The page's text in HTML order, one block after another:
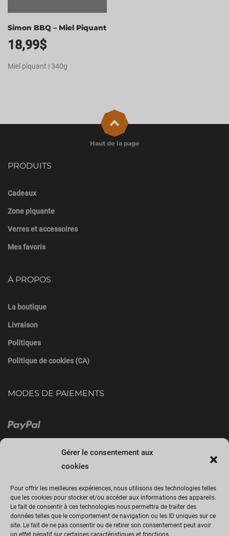
Gérer le consentement aux
cookies
Pour offrir les meilleures expériences, nous utilisons des technologies telles
que les cookies pour stocker et/ou accéder aux informations des appareils.
Le fait de consentir à ces technologies nous permettra de traiter des
données telles que le comportement de navigation ou les ID uniques sur ce
site. Le fait de ne pas consentir ou de retirer son consentement peut avoir
un effet négatif sur certaines caractéristiques et fonctions.
Simon BBQ – Miel Piquant
18,99$
Miel piquant | 340g
PRODUITS
Cadeaux
Zone piquante
Verres et accessoires
Mes favoris
À PROPOS
La boutique
Livraison
Politiques
Politique de cookies (CA)
MODES DE PAIEMENTS
Cliquez sur « J’accepte » pour activer
Facebook
Haut de la page